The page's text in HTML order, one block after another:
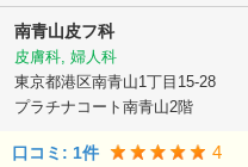
南青山皮フ科
皮膚科, 婦人科
東京都港区南青山1丁目15-28
プラチナコート南青山2階
口コミ: 1件 4